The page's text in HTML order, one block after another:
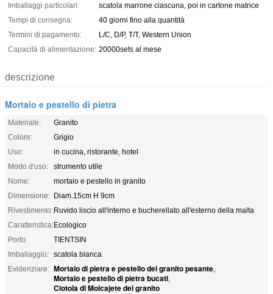
Imballaggi particolari:
scatola marrone ciascuna, poi in cartone matrice
Tempi di consegna:
40 giorni fino alla quantità
Termini di pagamento:
L/C, D/P, T/T, Western Union
Capacità di alimentazione: 20000sets al mese
descrizione
Mortaio e pestello di pietra
Materiale:
Granito
Colore:
Grigio
Uso:
in cucina, ristorante, hotel
Modo d'uso:
strumento utile
Nome:
mortaio e pestello in granito
Dimensione: Diam.15cm H 9cm
Rivestimento:Ruvido liscio all'interno e bucherellato all'esterno della malta
Caratteristica:Ecologico
Porto:
TIENTSIN
Imballaggio: scatola bianca
Evidenziare: Mortaio di pietra e pestello del granito pesante,
Mortaio e pestello di pietra bucati,
Ciotola di Molcajete del granito